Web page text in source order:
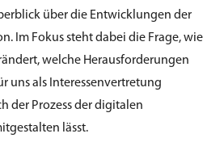
über die Entwicklungen der
Im Fokus stehtdabei die Frage, wie
welche Herausforderungen
uns als Interessenvertretung
der Prozessder digitalen
lässt.